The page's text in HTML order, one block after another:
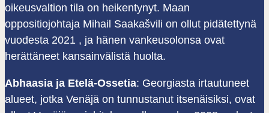
oikeusvaltion tila on heikentynyt. Maan
oppositiojohtaja Mihail Saakašvili on ollut pidätettynä
vuodesta 2021 , ja hänen vankeusolonsa ovat
herättäneet kansainvälistä huolta.
Abhaasia ja Etelä-Ossetia: Georgiasta irtautuneet
alueet, jotka Venäjä on tunnustanut itsenäisiksi, ovat